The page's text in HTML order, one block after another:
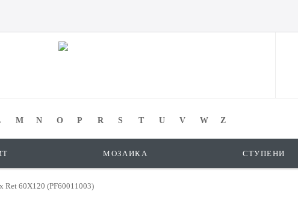
M N O P R S T U V W Z
МОЗАИКА СТУПЕНИ
Ret 60X120 (PF60011003)